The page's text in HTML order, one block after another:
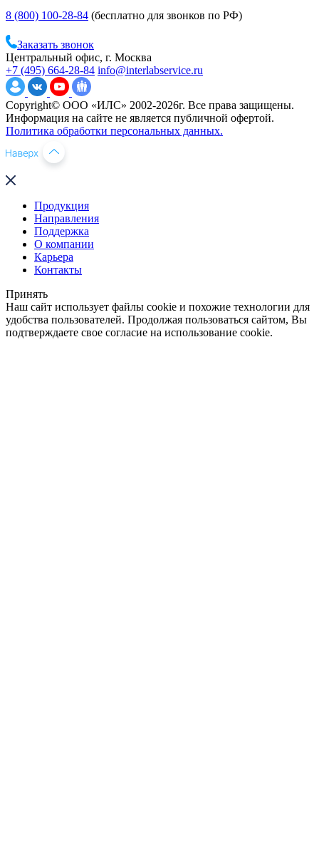
8 (800) 100-28-84 (бесплатно для звонков по РФ)
Заказать звонок
Центральный офис, г. Москва
+7 (495) 664-28-84 info@interlabservice.ru
Copyright© ООО «ИЛС» 2002-2026г. Все права защищены.
Информация на сайте не является публичной офертой.
Политика обработки персональных данных.
Продукция
Направления
Поддержка
О компании
Карьера
Контакты
Принять
Наш сайт использует файлы cookie и похожие технологии для
удобства пользователей. Продолжая пользоваться сайтом, Вы
подтверждаете свое согласие на использование cookie.